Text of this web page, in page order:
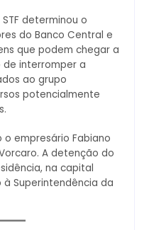
determinou o
do Banco Central e
que podem chegar a
de interromper a
ao grupo
potencialmente
empresário Fabiano
A detenção do
na capital
Superintendência da